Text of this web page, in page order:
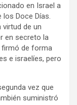
en Israel a
los Doce Días.
de un
en secreto la
firmó de forma
e israelíes, pero
vez que
suministró